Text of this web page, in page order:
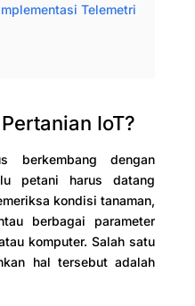
Telemetri
IoT?
berkembang dengan
petani harus datang
kondisi tanaman,
berbagai parameter
komputer. Salah satu
hal tersebut adalah